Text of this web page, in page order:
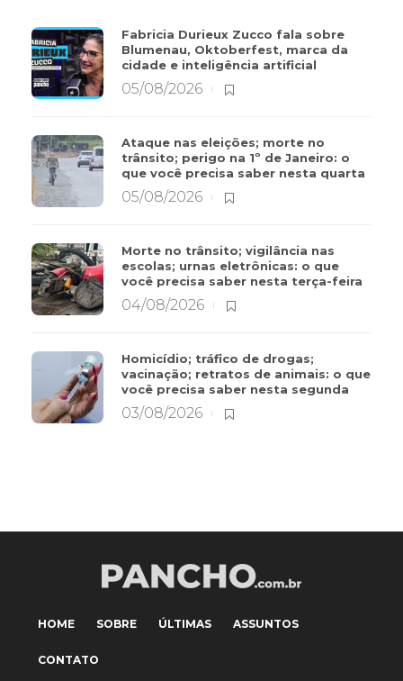
Fabricia Durieux Zucco fala sobre
Blumenau, Oktoberfest, marca da
cidade e inteligência artificial
05/08/2026
Ataque nas eleições; morte no
trânsito; perigo na 1º de Janeiro: o
que você precisa saber nesta quarta
05/08/2026
Morte no trânsito; vigilância nas
escolas; urnas eletrônicas: o que
você precisa saber nesta terça-feira
04/08/2026
Homicídio; tráfico de drogas;
vacinação; retratos de animais: o que
você precisa saber nesta segunda
03/08/2026
HOME SOBRE ÚLTIMAS ASSUNTOS
CONTATO